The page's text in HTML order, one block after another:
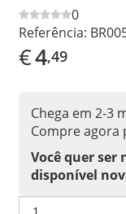
0
Referência:
€4,49
Chega em 2-3
Compre agora
Você quer
disponível